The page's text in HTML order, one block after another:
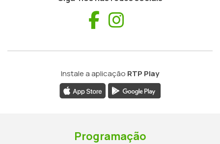
Facebook
Instale a aplicação RTP Play
Programação